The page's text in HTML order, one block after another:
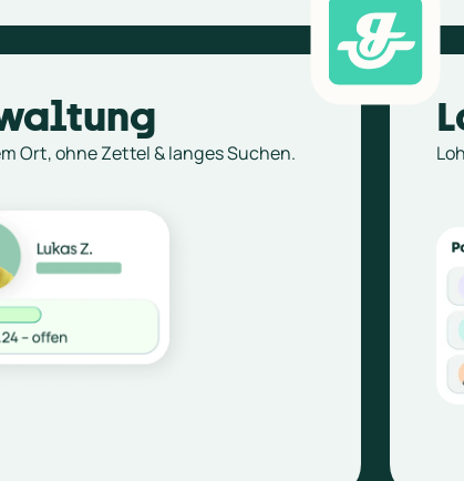
Ort, ohne Zettel & langes Suchen.